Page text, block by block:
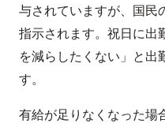
与されていますが、国民
指示されます。祝日に出
を減らしたくない」と
す。
有給が足りなくなった場